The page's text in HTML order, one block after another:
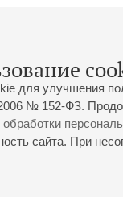
для улучшения
№ 152-ФЗ.
обработки
сайта. При